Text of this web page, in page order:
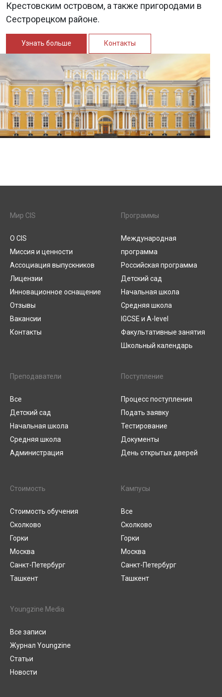
Крестовским островом, а также пригородами в
Сестрорецком районе.
Узнать больше Контакты
Мир CIS
О CIS
Миссия и ценности
Ассоциация выпускников
Лицензии
Инновационное оснащение
Отзывы
Вакансии
Контакты
Программы
Международная
программа
Российская программа
Детский сад
Начальная школа
Средняя школа
IGCSE и A-level
Факультативные занятия
Школьный календарь
Преподаватели
Все
Детский сад
Начальная школа
Средняя школа
Администрация
Поступление
Процесс поступления
Подать заявку
Тестирование
Документы
День открытых дверей
Стоимость
Стоимость обучения
Сколково
Горки
Москва
Санкт-Петербург
Ташкент
Кампусы
Все
Сколково
Горки
Москва
Санкт-Петербург
Ташкент
Youngzine Media
Все записи
Журнал Youngzine
Статьи
Новости